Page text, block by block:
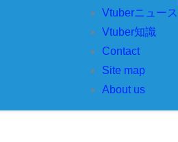
Vtuberニュース
Vtuber知識
Contact
Site map
About us